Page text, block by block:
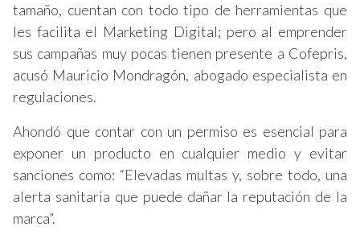
tamaño, cuentan con todo tipo de herramientas que
les facilita el Marketing Digital; pero al emprender
sus campañas muy pocas tienen presente a Cofepris,
acusó Mauricio Mondragón, abogado especialista en
regulaciones.
Ahondó que contar con un permiso es esencial para
exponer un producto en cualquier medio y evitar
sanciones como: “Elevadas multas y, sobre todo, una
alerta sanitaria que puede dañar la reputación de la
marca”.